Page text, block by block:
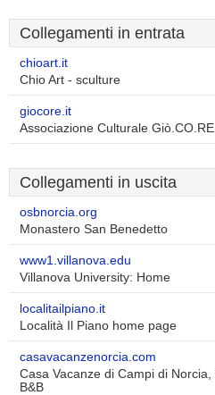
Collegamenti in entrata
chioart.it
Chio Art - sculture
giocore.it
Associazione Culturale
Collegamenti in uscita
osbnorcia.org
Monastero San Benedetto
www1.villanova.edu
Villanova University: Home
localitailpiano.it
Località Il Piano home page
casavacanzenorcia.com
Casa Vacanze di Campi di
B&B